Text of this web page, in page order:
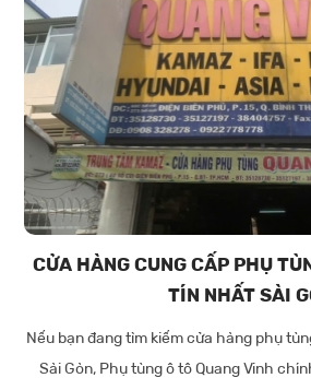
CỬA HÀNG CUNG CẤP PHỤ
TÍN NHẤT SÀI
Nếu bạn đang tìm kiếm cửa hàng phụ
Sài Gòn, Phụ tùng ô tô Quang Vinh